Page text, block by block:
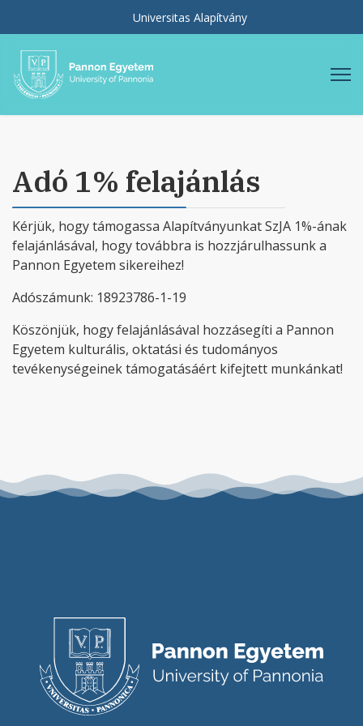
Universitas Alapítvány
Adó 1% felajánlás
Kérjük, hogy támogassa Alapítványunkat SzJA 1%-ának
felajánlásával, hogy továbbra is hozzjárulhassunk a
Pannon Egyetem sikereihez!
Adószámunk: 18923786-1-19
Köszönjük, hogy felajánlásával hozzásegíti a Pannon
Egyetem kulturális, oktatási és tudományos
tevékenységeinek támogatásáért kifejtett munkánkat!